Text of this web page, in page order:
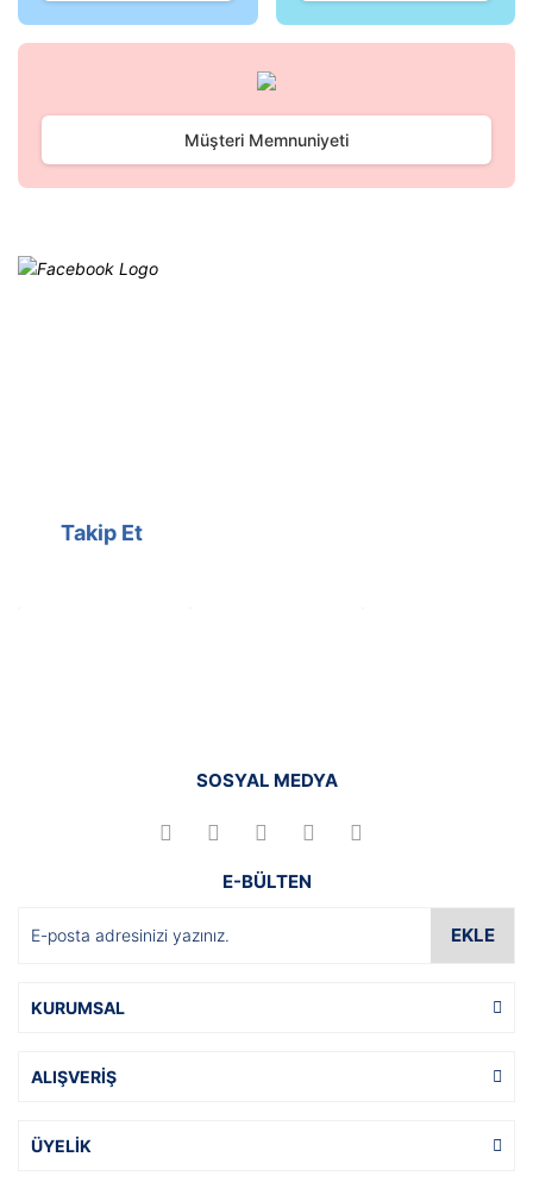
Müşteri Memnuniyeti
Takip Et
SOSYAL MEDYA
E-BÜLTEN
EKLE
KURUMSAL
ALIŞVERİŞ
ÜYELİK